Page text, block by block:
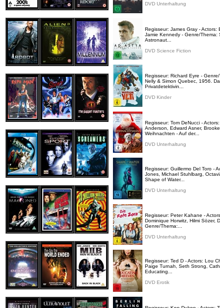
DVD Unterhaltung
Regisseur: James Gray -
Jamie Kennedy - Genre/Thema:
Astronaut...
DVD Science Fiction
Regisseur: Richard Eyre -
Nelly & Simon Quebec, 1956.
Privatdetektivin...
DVD Kinder
Regisseur: Tom DeNucci -
Anderson, Edward Asner,
Weihnachten - Auf der...
DVD Unterhaltung
Regisseur: Guillermo Del Toro -
Jones, Michael Stuhlbarg,
Shape of Water...
DVD Unterhaltung
Regisseur: Peter Kahane -
Dominique Horwitz, Hilmi Sözer,
Genre/Thema:...
DVD Unterhaltung
Regisseur: Ted D - Actors: Lou
Paige Turnah, Seth Strong,
Educating...
DVD Erotik